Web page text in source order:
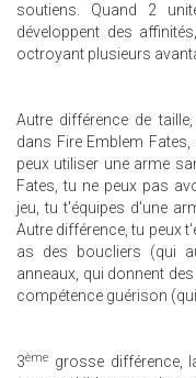
soutiens. Quand 2
développent des
octroyant plusieurs
Autre différence de
dans Fire Emblem
peux utiliser une arme
Fates, tu ne peux pas
jeu, tu t'équipes d'une
Autre différence, tu peux
as des boucliers (qui
anneaux, qui donnent
compétence guérison
3ème grosse différence,